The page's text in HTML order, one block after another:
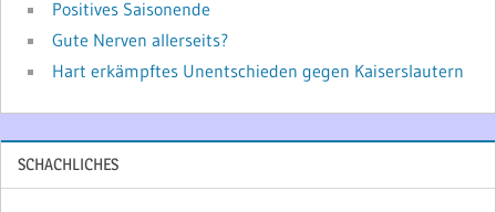
Positives Saisonende
Gute Nerven allerseits?
Hart erkämpftes Unentschieden gegen Kaiserslautern
SCHACHLICHES